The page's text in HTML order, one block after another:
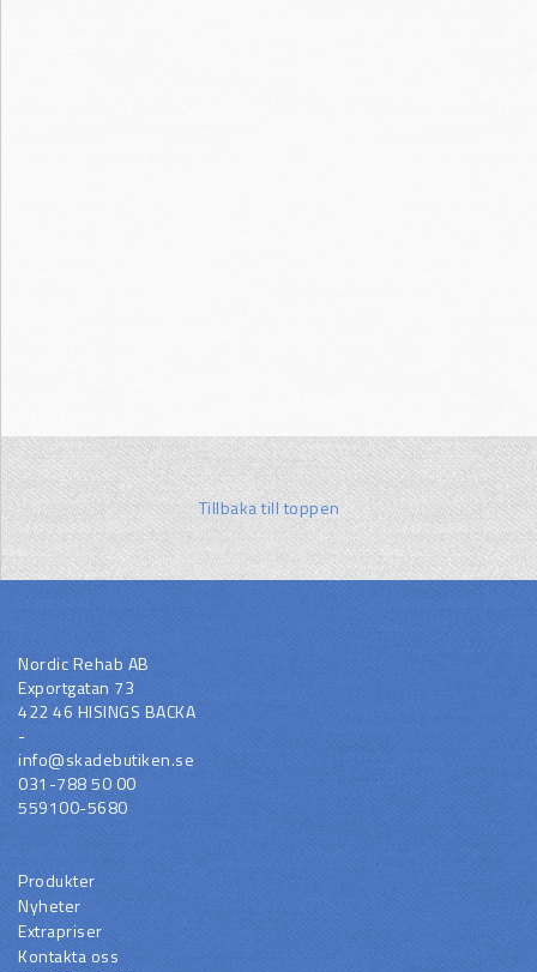
Tillbaka till toppen
Nordic Rehab AB
Exportgatan 73
422 46 HISINGS BACKA
-
info@skadebutiken.se
031-788 50 00
559100-5680
Produkter
Nyheter
Extrapriser
Kontakta oss